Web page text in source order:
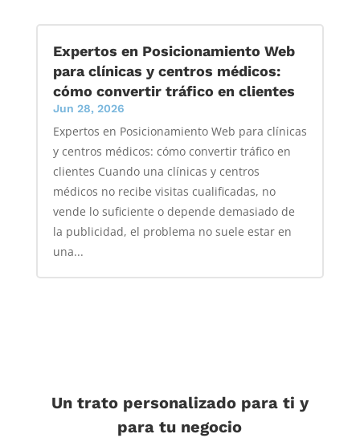
Expertos en Posicionamiento Web
para clínicas y centros médicos:
cómo convertir tráfico en clientes
Jun 28, 2026
Expertos en Posicionamiento Web para clínicas
y centros médicos: cómo convertir tráfico en
clientes Cuando una clínicas y centros
médicos no recibe visitas cualificadas, no
vende lo suficiente o depende demasiado de
la publicidad, el problema no suele estar en
una...
Un trato personalizado para ti y
para tu negocio